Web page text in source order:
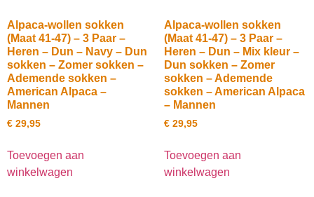
Alpaca-wollen sokken
(Maat 41-47) – 3 Paar –
Heren – Dun – Navy – Dun
sokken – Zomer sokken –
Ademende sokken –
American Alpaca –
Mannen
€ 29,95
Toevoegen aan
winkelwagen
Alpaca-wollen sokken
(Maat 41-47) – 3 Paar –
Heren – Dun – Mix kleur –
Dun sokken – Zomer
sokken – Ademende
sokken – American Alpaca
– Mannen
€ 29,95
Toevoegen aan
winkelwagen